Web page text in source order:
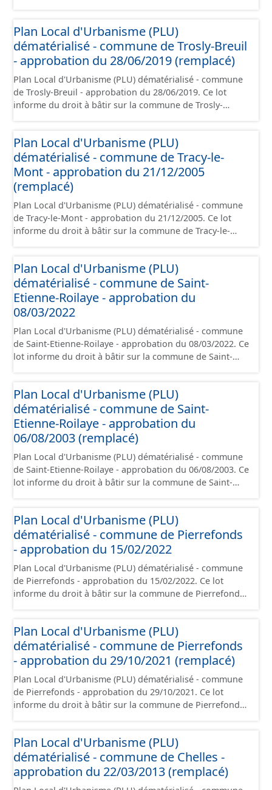
contient les pièces administratives, le rapport de
présentation, le PADD, le règlement (à l'exception des
plans de zonages), les annexes, les orientations
d'aménagement et les données géographiques. Malgré
l'attention portée à la création de ces données, il est
rappelé que seuls les documents papier font foi et sont
opposables d'un point de vue juridique.
Plan Local d'Urbanisme (PLU)
dématérialisé - commune de Trosly-Breuil
- approbation du 28/06/2019 (remplacé)
Plan Local d'Urbanisme (PLU) dématérialisé - commune
de Trosly-Breuil - approbation du 28/06/2019. Ce lot
informe du droit à bâtir sur la commune de Trosly-
pièces administratives, le rapport de présentation, le
PADD, le règlement (à l'exception des plans de zonages),
les annexes, les orientations d'aménagement et les
données géographiques. Malgré l'attention portée à la
création de ces données, il est rappelé que seuls les
documents papier font foi et sont opposables d'un point
de vue juridique.
Plan Local d'Urbanisme (PLU)
dématérialisé - commune de Tracy-le-
Mont - approbation du 21/12/2005
(remplacé)
Plan Local d'Urbanisme (PLU) dématérialisé - commune
de Tracy-le-Mont - approbation du 21/12/2005. Ce lot
informe du droit à bâtir sur la commune de Tracy-le-
pièces administratives, le rapport de présentation, le
PADD, le règlement (à l'exception des plans de zonages),
les annexes, les orientations d'aménagement et les
données géographiques. Malgré l'attention portée à la
création de ces données, il est rappelé que seuls les
documents papier font foi et sont opposables d'un point
de vue juridique.
Plan Local d'Urbanisme (PLU)
dématérialisé - commune de Saint-
Etienne-Roilaye - approbation du
08/03/2022
Plan Local d'Urbanisme (PLU) dématérialisé - commune
de Saint-Etienne-Roilaye - approbation du 08/03/2022. Ce
lot informe du droit à bâtir sur la commune de Saint-
contient les pièces administratives, le rapport de
présentation, le PADD, le règlement (à l'exception des
plans de zonages), les annexes, les orientations
d'aménagement et les données géographiques. Malgré
l'attention portée à la création de ces données, il est
rappelé que seuls les documents papier font foi et sont
opposables d'un point de vue juridique.
Plan Local d'Urbanisme (PLU)
dématérialisé - commune de Saint-
Etienne-Roilaye - approbation du
06/08/2003 (remplacé)
Plan Local d'Urbanisme (PLU) dématérialisé - commune
de Saint-Etienne-Roilaye - approbation du 06/08/2003. Ce
lot informe du droit à bâtir sur la commune de Saint-
contient les pièces administratives, le rapport de
présentation, le PADD, le règlement (à l'exception des
plans de zonages), les annexes, les orientations
d'aménagement et les données géographiques. Malgré
l'attention portée à la création de ces données, il est
rappelé que seuls les documents papier font foi et sont
opposables d'un point de vue juridique.
Plan Local d'Urbanisme (PLU)
dématérialisé - commune de Pierrefonds
- approbation du 15/02/2022
Plan Local d'Urbanisme (PLU) dématérialisé - commune
de Pierrefonds - approbation du 15/02/2022. Ce lot
informe du droit à bâtir sur la commune de Pierrefonds.
administratives, le rapport de présentation, le PADD, le
règlement (à l'exception des plans de zonages), les
annexes, les orientations d'aménagement et les données
géographiques. Malgré l'attention portée à la création
de ces données, il est rappelé que seuls les documents
papier font foi et sont opposables d'un point de vue
juridique.
Plan Local d'Urbanisme (PLU)
dématérialisé - commune de Pierrefonds
- approbation du 29/10/2021 (remplacé)
Plan Local d'Urbanisme (PLU) dématérialisé - commune
de Pierrefonds - approbation du 29/10/2021. Ce lot
informe du droit à bâtir sur la commune de Pierrefonds.
administratives, le rapport de présentation, le PADD, le
règlement (à l'exception des plans de zonages), les
annexes, les orientations d'aménagement et les données
géographiques. Malgré l'attention portée à la création
Plan Local d'Urbanisme (PLU)
dématérialisé - commune de Chelles -
approbation du 22/03/2013 (remplacé)